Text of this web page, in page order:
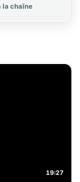
la chaîne
19:27